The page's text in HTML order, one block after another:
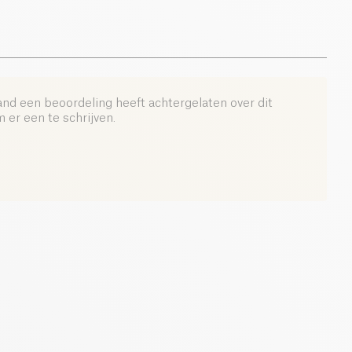
een beoordeling heeft achtergelaten over dit
er een te schrijven.